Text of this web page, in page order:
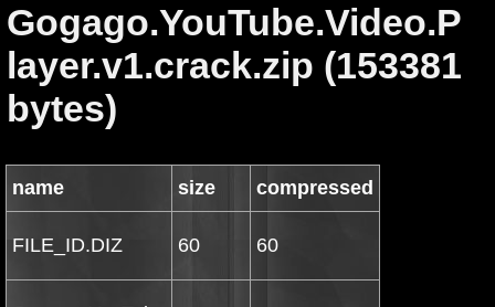
Gogago.YouTube.Video.P
layer.v1.crack.zip (153381
bytes)
name size compressed
FILE_ID.DIZ 60 60